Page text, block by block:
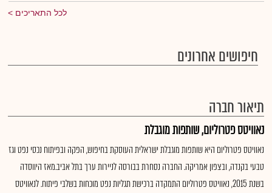
לכל התאריכים
חיפושים אחרונים
תיאור חברה
נאוויטס פטרוליום, שותפות מוגבלת
נאוויטס פטרוליום היא שותפות מוגבלת ישראלית העוסקת בחיפוש, הפקה ובפיתוח נכסי נפט וגז
טבעי בקנדה, ובצפון אמריקה. החברה נסחרת בבורסה לניירות ערך בתל אביב.מאז היווסדה
בשנת 2015, נאוויטס פטרוליום התמקדה ברכישת תגליות נפט מוכחות בשלבי פיתוח. לנאוויטס